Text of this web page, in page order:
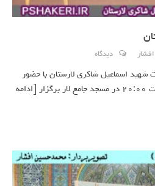
دیدگاه
شهید اسماعیل شاکری لارستان با حضور
[ادامه